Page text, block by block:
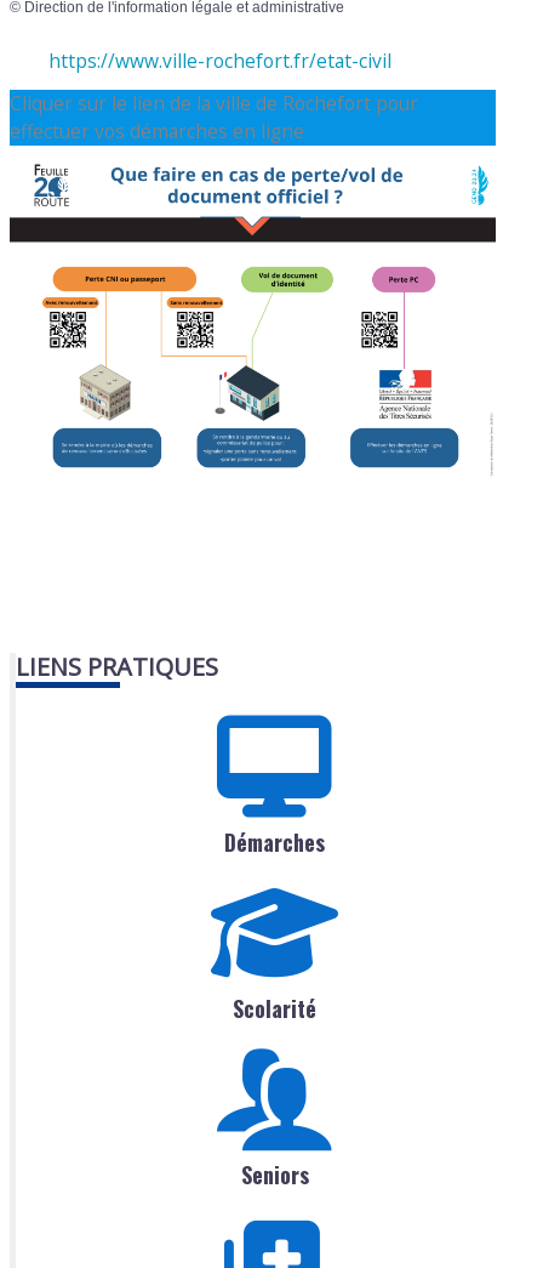
© Direction de l'information légale et administrative
https://www.ville-rochefort.fr/etat-civil
Cliquer sur le lien de la ville de Rochefort pour
effectuer vos démarches en ligne
LIENS PRATIQUES
Démarches
Scolarité
Seniors